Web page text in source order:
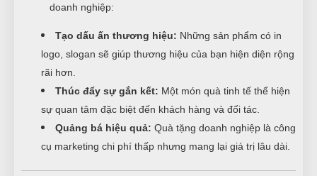
doanh nghiệp:
Tạo dấu ấn thương hiệu: Những sản phẩm có in
logo, slogan sẽ giúp thương hiệu của bạn hiện diện rộng
rãi hơn.
Thúc đẩy sự gắn kết: Một món quà tinh tế thể hiện
sự quan tâm đặc biệt đến khách hàng và đối tác.
Quảng bá hiệu quả: Quà tặng doanh nghiệp là công
cụ marketing chi phí thấp nhưng mang lại giá trị lâu dài.